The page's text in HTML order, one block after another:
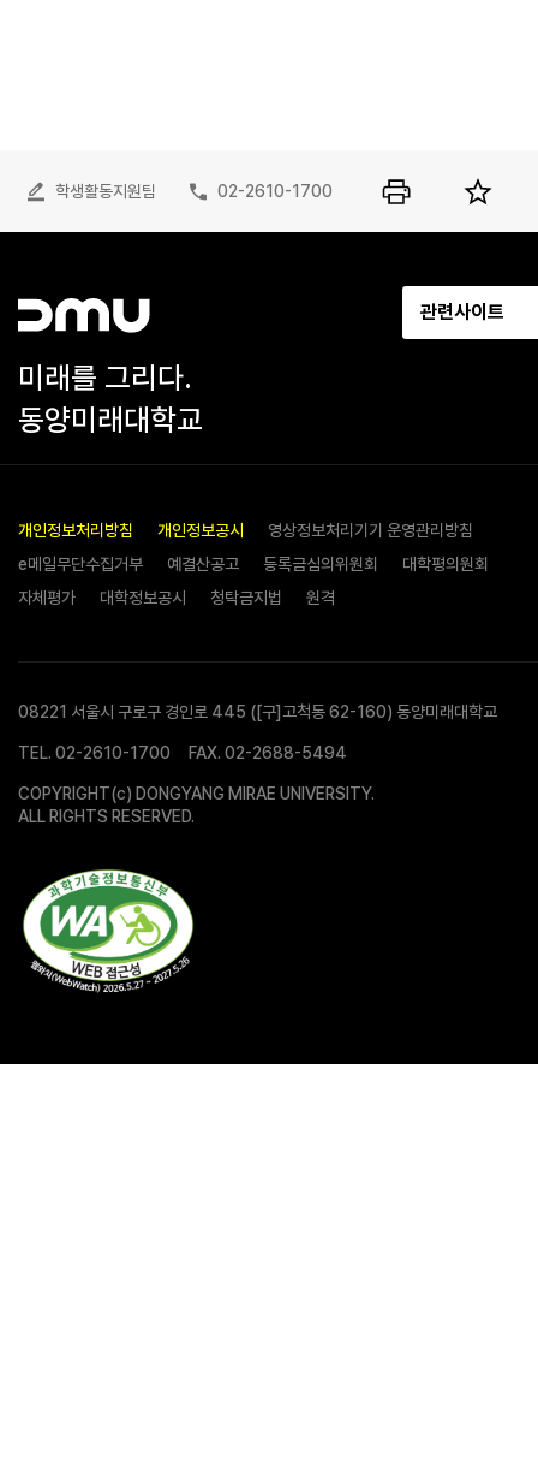
학생활동지원팀 02-2610-1700
미래를 그리다.
동양미래대학교
관련사이트
개인정보처리방침 개인정보공시
영상정보처리기기 운영관리방침
e메일무단수집거부
예결산공고 등록금심의위원회
대학평의원회
자체평가
대학정보공시 청탁금지법 원격
08221 서울시 구로구 경인로 445 ([구]고척동 62-160) 동양미래대학교
TEL. 02-2610-1700 FAX. 02-2688-5494
COPYRIGHT(c) DONGYANG MIRAE UNIVERSITY.
ALL RIGHTS RESERVED.